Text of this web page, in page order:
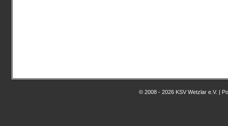
© 2008 - 2026 KSV Wetzlar e.V. |